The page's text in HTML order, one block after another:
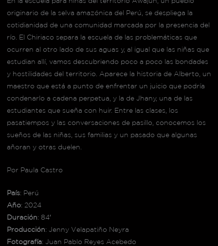
originario de la selva amazónica del Perú, se despliega la
cotidianidad de una comunidad marcada por la presencia del
río. El Chiriaco separa la escuela de las problemáticas que
ocurren al otro lado de sus aguas y, al igual que las niñas que
estudian allí, vamos descubriendo poco a poco las bondades
y hostilidades del territorio. Aparece la historia de Alberto, un
maestro que está a punto de enfrentar un juicio que podría
condenarlo a cadena perpetua, y la de Jhany, una de las
estudiantes que sueña con huir. Entre las clases, los
pasatiempos y las conversaciones de pasillo, conocemos los
sueños de las niñas, sus familias y un pasado que algunas
añoran y otras duelen.
Por Paula Castro
País: Perú
Año: 2024
Duración: 84′
Producción: Jenny Velapatiño Neyra
Fotografía: Juan Pablo Reyes Acebedo